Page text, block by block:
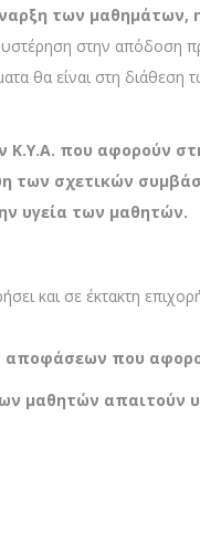
των μαθημάτων,
στην απόδοση
θα είναι στη
Κ.Υ.Α. που αφορούν
σχετικών
υγεία των μαθητών.
και σε έκτακτη
που
μαθητών απαιτούν